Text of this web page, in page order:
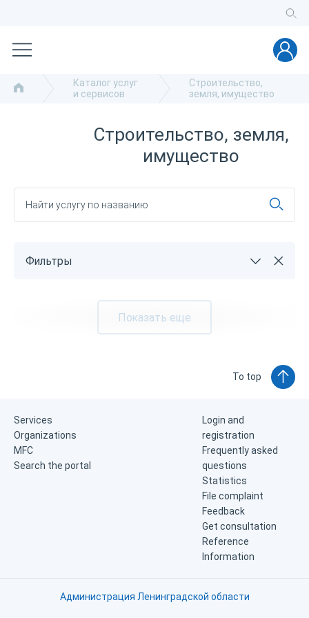
Каталог услуг
и сервисов
Строительство,
земля, имущество
Строительство, земля,
имущество
Фильтры
Показать еще
To top
Services
Organizations
MFC
Search the portal
Login and
registration
Frequently asked
questions
Statistics
File complaint
Feedback
Get consultation
Reference
Information
Администрация Ленинградской области